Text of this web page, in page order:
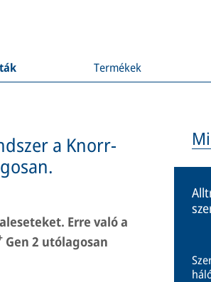
Termékek
a Knorr-
Erre való a
Gen 2 utólagosan